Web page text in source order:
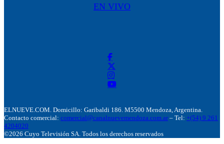
EN VIVO
ELNUEVE.COM. Domicillo: Garibaldi 186. M5500 Mendoza, Argentina.
Contacto comercial: comercial@canalnuevemendoza.com.ar – Tel: +(54) 9 261
4204020
©2026 Cuyo Televisión SA. Todos los derechos reservados